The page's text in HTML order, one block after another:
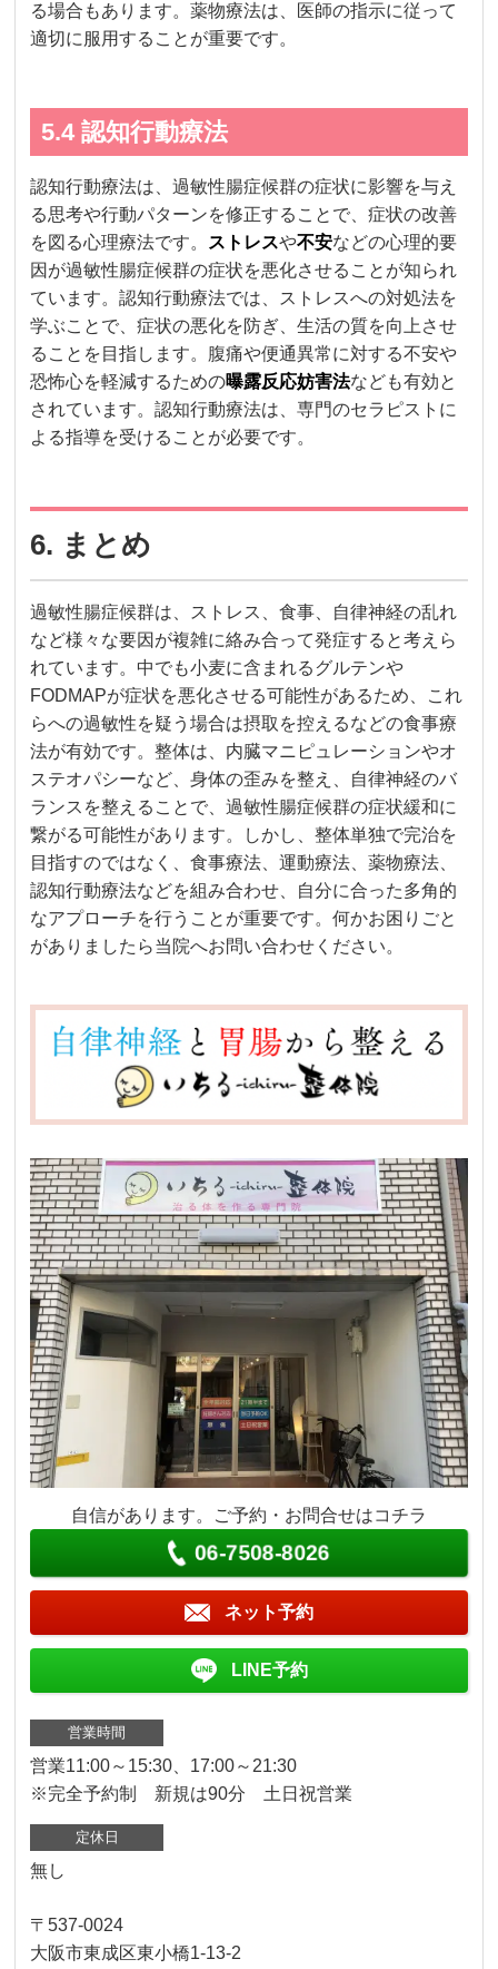
る場合もあります。薬物療法は、医師の指示に従って
適切に服用することが重要です。
5.4 認知行動療法
認知行動療法は、過敏性腸症候群の症状に影響を与え
る思考や行動パターンを修正することで、症状の改善
を図る心理療法です。
ストレスや不安などの心理的要
因が過敏性腸症候群の症状を悪化させることが知られ
ています。認知行動療法では、ストレスへの対処法を
学ぶことで、症状の悪化を防ぎ、生活の質を向上させ
ることを目指します。腹痛や便通異常に対する不安や
恐怖心を軽減するための曝露反応妨害法なども有効と
されています。認知行動療法は、専門のセラピストに
よる指導を受けることが必要です。
6. まとめ
過敏性腸症候群は、ストレス、食事、自律神経の乱れ
など様々な要因が複雑に絡み合って発症すると考えら
れています。中でも小麦に含まれるグルテンや
FODMAPが症状を悪化させる可能性があるため、これ
らへの過敏性を疑う場合は摂取を控えるなどの食事療
法が有効です。整体は、内臓マニピュレーションやオ
ステオパシーなど、身体の歪みを整え、自律神経のバ
ランスを整えることで、過敏性腸症候群の症状緩和に
繋がる可能性があります。しかし、整体単独で完治を
目指すのではなく、食事療法、運動療法、薬物療法、
認知行動療法などを組み合わせ、自分に合った多角的
なアプローチを行うことが重要です。何かお困りごと
がありましたら当院へお問い合わせください。
自信があります。ご予約・お問合せはコチラ
06-7508-8026
ネット予約
LINE予約
営業時間
営業11:00～15:30、17:00～21:30
※完全予約制 新規は90分 土日祝営業
定休日
無し
〒537-0024
大阪市東成区東小橋1-13-2